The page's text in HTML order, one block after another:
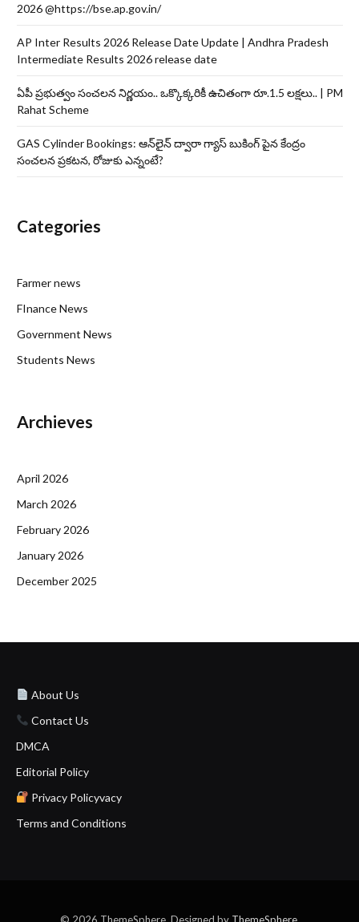
2026 @https://bse.ap.gov.in/
AP Inter Results 2026 Release Date Update | Andhra Pradesh
Intermediate Results 2026 release date
ఏపీ ప్రభుత్వం సంచలన నిర్ణయం.. ఒక్కొక్కరికీ ఉచితంగా రూ.1.5 లక్షలు.. | PM
Rahat Scheme
GAS Cylinder Bookings: ఆన్‌లైన్‌ ద్వారా గ్యాస్ బుకింగ్ పైన కేంద్రం
సంచలన ప్రకటన, రోజుకు ఎన్నంటే?
Categories
Farmer news
FInance News
Government News
Students News
Archieves
April 2026
March 2026
February 2026
January 2026
December 2025
About Us
Contact Us
DMCA
Editorial Policy
Privacy Policyvacy
Terms and Conditions